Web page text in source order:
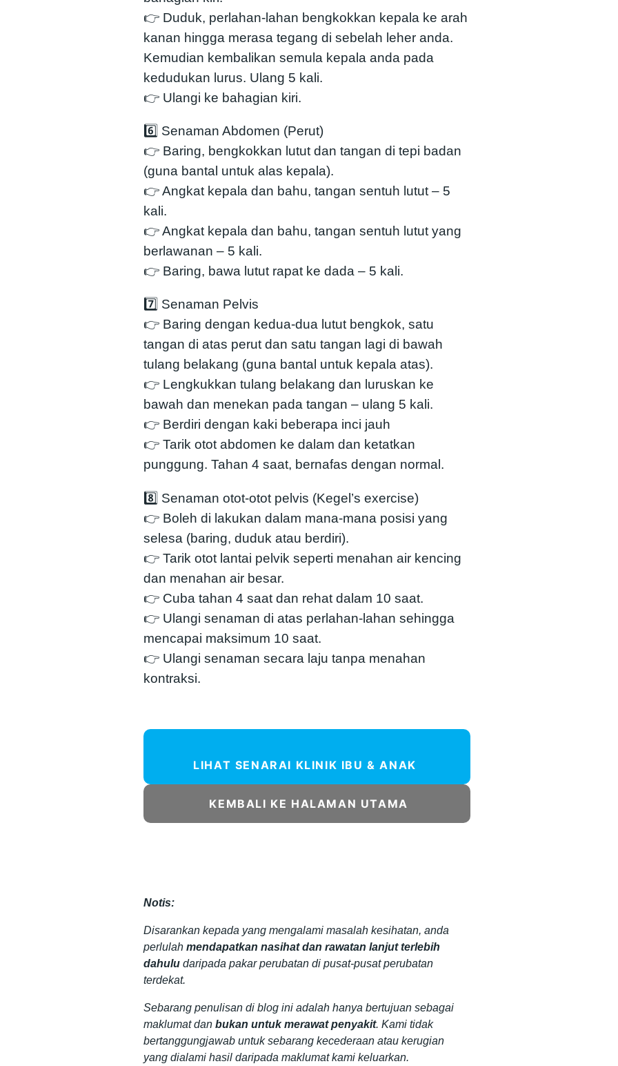
👉 Duduk, perlahan-lahan bengkokkan kepala ke arah
kanan hingga merasa tegang di sebelah leher anda.
Kemudian kembalikan semula kepala anda pada
kedudukan lurus. Ulang 5 kali.
👉 Ulangi ke bahagian kiri.
6️⃣ Senaman Abdomen (Perut)
👉 Baring, bengkokkan lutut dan tangan di tepi badan
(guna bantal untuk alas kepala).
👉 Angkat kepala dan bahu, tangan sentuh lutut – 5
kali.
👉 Angkat kepala dan bahu, tangan sentuh lutut yang
berlawanan – 5 kali.
👉 Baring, bawa lutut rapat ke dada – 5 kali.
7️⃣ Senaman Pelvis
👉 Baring dengan kedua-dua lutut bengkok, satu
tangan di atas perut dan satu tangan lagi di bawah
tulang belakang (guna bantal untuk kepala atas).
👉 Lengkukkan tulang belakang dan luruskan ke
bawah dan menekan pada tangan – ulang 5 kali.
👉 Berdiri dengan kaki beberapa inci jauh
👉 Tarik otot abdomen ke dalam dan ketatkan
punggung. Tahan 4 saat, bernafas dengan normal.
8️⃣ Senaman otot-otot pelvis (Kegel’s exercise)
👉 Boleh di lakukan dalam mana-mana posisi yang
selesa (baring, duduk atau berdiri).
👉 Tarik otot lantai pelvik seperti menahan air kencing
dan menahan air besar.
👉 Cuba tahan 4 saat dan rehat dalam 10 saat.
👉 Ulangi senaman di atas perlahan-lahan sehingga
mencapai maksimum 10 saat.
👉 Ulangi senaman secara laju tanpa menahan
kontraksi.
LIHAT SENARAI KLINIK IBU & ANAK
KEMBALI KE HALAMAN UTAMA
Notis:
Disarankan kepada yang mengalami masalah kesihatan, anda
perlulah mendapatkan nasihat dan rawatan lanjut terlebih
dahulu daripada pakar perubatan di pusat-pusat perubatan
terdekat.
Sebarang penulisan di blog ini adalah hanya bertujuan sebagai
maklumat dan bukan untuk merawat penyakit. Kami tidak
bertanggungjawab untuk sebarang kecederaan atau kerugian
yang dialami hasil daripada maklumat kami keluarkan.